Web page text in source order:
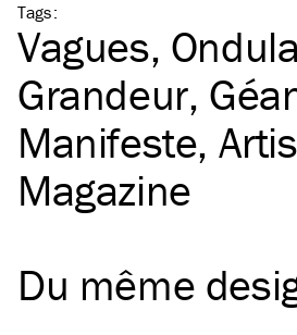
Tags:
Vagues
Grandeur
Manifeste
Magazine
Du même